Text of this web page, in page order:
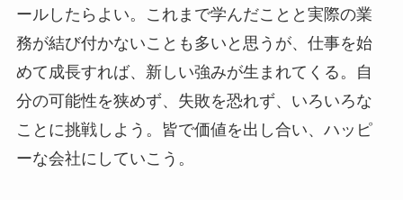
ールしたらよい。これまで学んだことと実際の業
務が結び付かないことも多いと思うが、仕事を始
めて成長すれば、新しい強みが生まれてくる。自
分の可能性を狭めず、失敗を恐れず、いろいろな
ことに挑戦しよう。皆で価値を出し合い、ハッピ
ーな会社にしていこう。